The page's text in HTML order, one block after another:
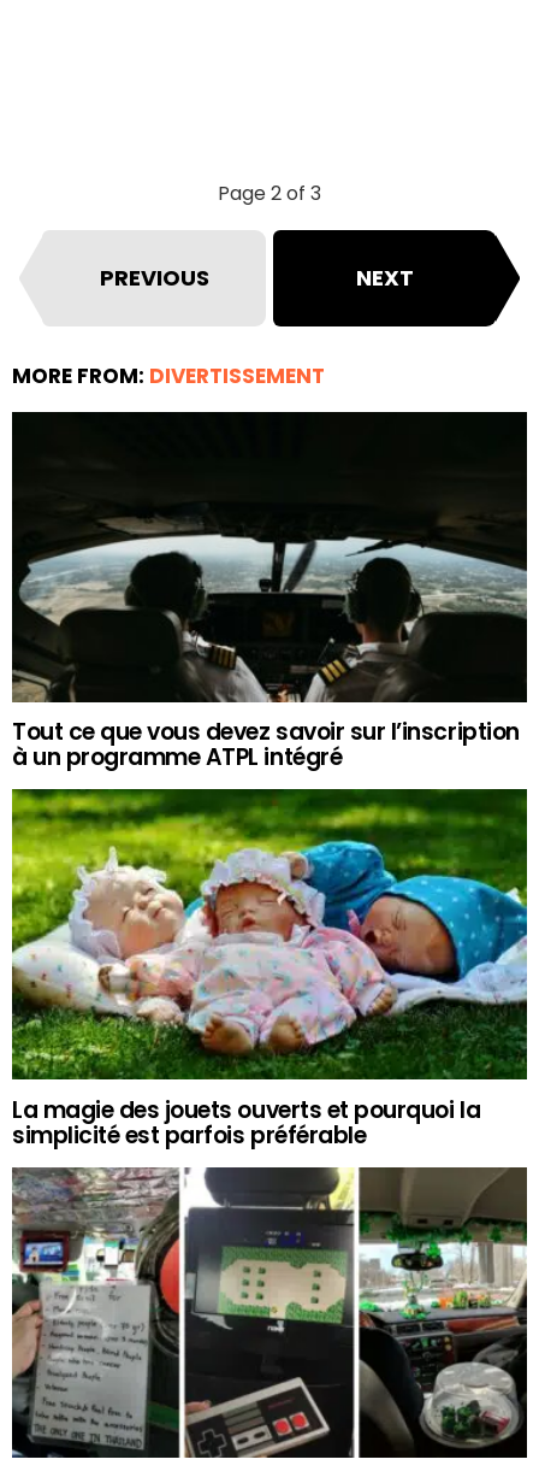
Page 2 of 3
PREVIOUS NEXT
MORE FROM: DIVERTISSEMENT
Tout ce que vous devez savoir sur l’inscription
à un programme ATPL intégré
La magie des jouets ouverts et pourquoi la
simplicité est parfois préférable